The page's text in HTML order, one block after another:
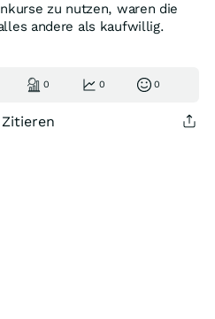
zu nutzen, waren die
andere als kaufwillig.
0 0 0
Zitieren